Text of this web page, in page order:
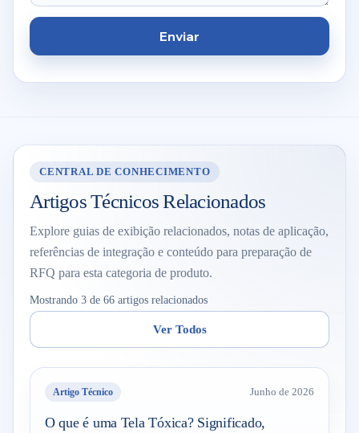
Enviar
CENTRAL DE CONHECIMENTO
Artigos Técnicos Relacionados
Explore guias de exibição relacionados, notas de aplicação,
referências de integração e conteúdo para preparação de
RFQ para esta categoria de produto.
Mostrando 3 de 66 artigos relacionados
Ver Todos
Artigo Técnico Junho de 2026
O que é uma Tela Tóxica? Significado,